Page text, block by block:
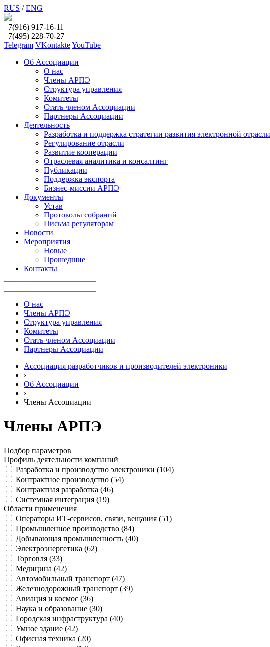
RUS /ENG
+7(916) 917-16-11
+7(495) 228-70-27
Telegram VKontakteYouTube
Об Ассоциации
О нас
Члены АРПЭ
Структура управления
Комитеты
Стать членом Ассоциации
Партнеры Ассоциации
Деятельность
Разработка и поддержка стратегии развития электронной отрасли
Регулирование отрасли
Развитие кооперации
Отраслевая аналитика и консалтинг
Публикации
Поддержка экспорта
Бизнес-миссии АРПЭ
Документы
Устав
Протоколы собраний
Письма регуляторам
Новости
Мероприятия
Новые
Прошедшие
Контакты
О нас
Члены АРПЭ
Структура управления
Комитеты
Стать членом Ассоциации
Партнеры Ассоциации
Ассоциация разработчиков и производителей электроники
›
Об Ассоциации
›
Члены Ассоциации
Члены АРПЭ
Подбор параметров
Профиль деятельности компаний
Разработка и производство электроники (104)
Контрактное производство (54)
Контрактная разработка (46)
Системная интеграция (19)
Области применения
Операторы ИТ-сервисов, связи, вещания (51)
Промышленное производство (84)
Добывающая промышленность (40)
Электроэнергетика (62)
Торговля (33)
Медицина (42)
Автомобильный транспорт (47)
Железнодорожный транспорт (39)
Авиация и космос (36)
Наука и образование (30)
Городская инфраструктура (40)
Умное здание (42)
Офисная техника (20)